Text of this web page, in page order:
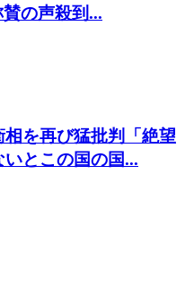
の声殺到...
を再び猛批判「絶望
とこの国の国...